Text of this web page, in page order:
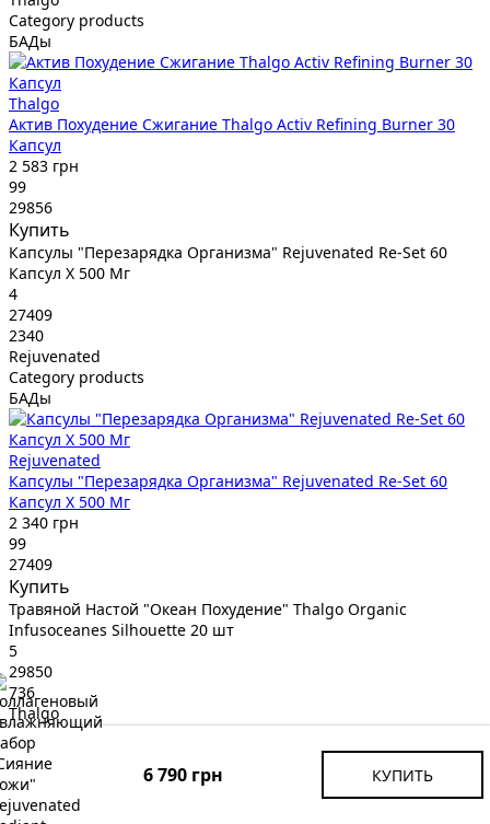
6 790 грн КУПИТЬ
Category products
БАДы
Thalgo
Актив Похудение Сжигание Thalgo Activ Refining Burner 30
Капсул
2 583 грн
99
29856
Купить
Капсулы "Перезарядка Организма" Rejuvenated Re-Set 60
Капсул X 500 Мг
4
27409
2340
Rejuvenated
Category products
БАДы
Rejuvenated
Капсулы "Перезарядка Организма" Rejuvenated Re-Set 60
Капсул X 500 Мг
2 340 грн
99
27409
Купить
Травяной Настой "Океан Похудение" Thalgo Organic
Infusoceanes Silhouette 20 шт
5
29850
736
Thalgo
Category products
БАДы
Thalgo